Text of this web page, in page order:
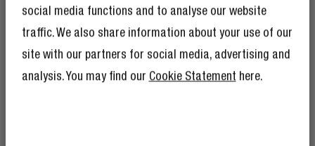
social media functions and to analyse our website
traffic. We also share information about your use of our
site with our partners for social media, advertising and
analysis. You may find our Cookie Statement here.
limitowana do każdego zamówienia, do
wyczerpania zapasów.
Aby odebrać darmowy wachlarz ręczny, najpierw
dodaj produkt do koszyka.
początek – ale członkostwo w Klubie
Buntowników to również mnóstwo innych
korzyści.Przeczytaj więcej tutaj.